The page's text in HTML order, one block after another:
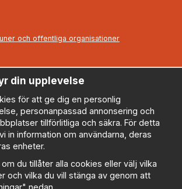
och offentliga organisationer
din upplevelse
för att ge dig en personlig
personanpassad annonsering och
tillförlitliga och säkra. För detta
in information om användarna, deras
enheter.
du tillåter alla cookies eller välj vilka
och vilka du vill stänga av genom att